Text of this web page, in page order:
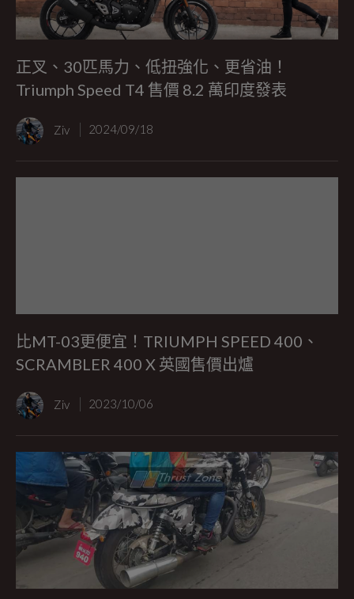
正叉、30匹馬力、低扭強化、更省油！
Triumph Speed T4 售價 8.2 萬印度發表
Ziv 2024/09/18
比MT-03更便宜！TRIUMPH SPEED 400、
SCRAMBLER 400 X 英國售價出爐
Ziv 2023/10/06